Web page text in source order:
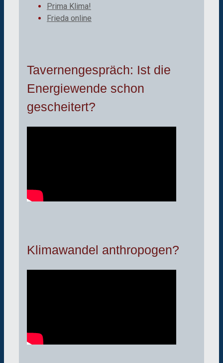
Prima Klima!
Frieda online
Tavernengespräch: Ist die
Energiewende schon
gescheitert?
Klimawandel anthropogen?